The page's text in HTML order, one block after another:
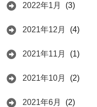
2022年1月 (3)
2021年12月 (4)
2021年11月 (1)
2021年10月 (2)
2021年6月 (2)